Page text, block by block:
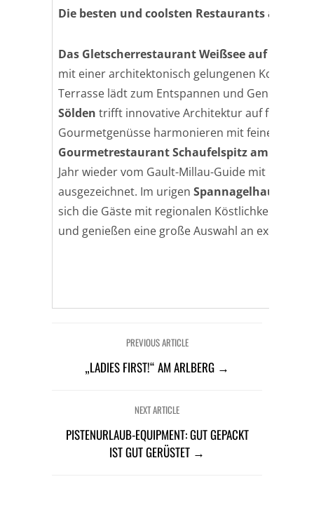
Die besten und coolsten Restaurants auf
Das GletscherrestaurantWeißseeauf dem
mit einer architektonisch gelungenen
Terrasse lädt zum Entspannen und Genießen
Sölden trifft innovative Architektur auf
Gourmetgenüsse harmonieren mit feinen
Gourmetrestaurant Schaufelspitzam
Jahr wieder vom Gault-Millau-Guide mit 15
ausgezeichnet. Im urigen Spannagelhaus
sich die Gäste mit regionalen Köstlichkeiten
und genießen eine große Auswahl an exquisiten
PREVIOUS ARTICLE
„LADIES FIRST!“ AM ARLBERG →
NEXT ARTICLE
PISTENURLAUB-EQUIPMENT: GUT GEPACKT
IST GUT GERÜSTET →